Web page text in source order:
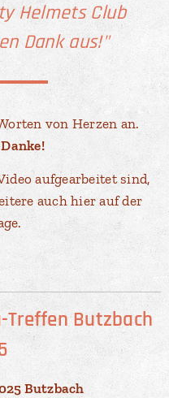
Helmets Club
Dank aus!"
von Herzen an.
🙏
aufgearbeitet sind,
auch hier auf der
Treffen Butzbach
Butzbach